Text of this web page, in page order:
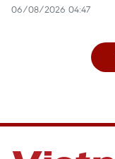
06/08/2026 04:47